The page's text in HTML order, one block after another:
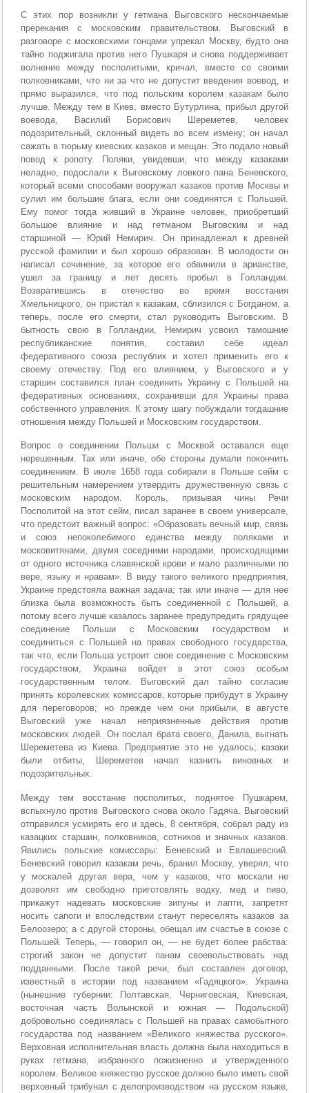
С этих пор возникли у гетмана Выговского нескончаемые
пререкания с московским правительством. Выговский в
разговоре с московскими гонцами упрекал Москву, будто она
тайно поджигала против него Пушкаря и снова поддерживает
волнение между посполитыми, кричал, вместе со своими
полковниками, что ни за что не допустит введения воевод, и
прямо выразился, что под польским королем казакам было
лучше. Между тем в Киев, вместо Бутурлина, прибыл другой
воевода, Василий Борисович Шереметев, человек
подозрительный, склонный видеть во всем измену; он начал
сажать в тюрьму киевских казаков и мещан. Это подало новый
повод к ропоту. Поляки, увидевши, что между казаками
неладно, подослали к Выговскому ловкого пана Беневского,
который всеми способами вооружал казаков против Москвы и
сулил им большие блага, если они соединятся с Польшей.
Ему помог тогда живший в Украине человек, приобретший
большое влияние и над гетманом Выговским и над
старшиной — Юрий Немирич. Он принадлежал к древней
русской фамилии и был хорошо образован. В молодости он
написал сочинение, за которое его обвинили в арианстве,
ушел за границу и лет десять пробыл в Голландии.
Возвратившись в отечество во время восстания
Хмельницкого, он пристал к казакам, сблизился с Богданом, а
теперь, после его смерти, стал руководить Выговским. В
бытность свою в Голландии, Немирич усвоил тамошние
республиканские понятия, составил себе идеал
федеративного союза республик и хотел применить его к
своему отечеству. Под его влиянием, у Выговского и у
старшин составился план соединить Украину с Польшей на
федеративных основаниях, сохранивши для Украины права
собственного управления. К этому шагу побуждали тогдашние
отношения между Польшей и Московским государством.
Вопрос о соединении Польши с Москвой оставался еще
нерешенным. Так или иначе, обе стороны думали покончить
соединением. В июле 1658 года собирали в Польше сейм с
решительным намерением утвердить дружественную связь с
московским народом. Король, призывая чины Речи
Посполитой на этот сейм, писал заранее в своем универсале,
что предстоит важный вопрос: «Образовать вечный мир, связь
и союз непоколебимого единства между поляками и
московитянами, двумя соседними народами, происходящими
от одного источника славянской крови и мало различными по
вере, языку и нравам». В виду такого великого предприятия,
Украине предстояла важная задача; так или иначе — для нее
близка была возможность быть соединенной с Польшей, а
потому всего лучше казалось заранее предупредить грядущее
соединение Польши с Московским государством и
соединиться с Польшей на правах свободного государства,
так что, если Польша устроит свое соединение с Московским
государством, Украина войдет в этот союз особым
государственным телом. Выговский дал тайно согласие
принять королевских комиссаров, которые прибудут в Украину
для переговоров; но прежде чем они прибыли, в августе
Выговский уже начал неприязненные действия против
московских людей. Он послал брата своего, Данила, выгнать
Шереметева из Киева. Предприятие это не удалось; казаки
были отбиты, Шереметев начал казнить виновных и
подозрительных.
Между тем восстание посполитых, поднятое Пушкарем,
вспыхнуло против Выговского снова около Гадяча. Выговский
отправился усмирять его и здесь, 8 сентября, собрал раду из
казацких старшин, полковников, сотников и значных казаков.
Явились польские комиссары: Беневский и Евлашевский.
Беневский говорил казакам речь, бранил Москву, уверял, что
у москалей другая вера, чем у казаков, что москали не
дозволят им свободно приготовлять водку, мед и пиво,
прикажут надевать московские зипуны и лапти, запретят
носить сапоги и впоследствии станут переселять казаков за
Белоозеро; а с другой стороны, обещал им счастье в союзе с
Польшей. Теперь, — говорил он, — не будет более рабства:
строгий закон не допустит панам своевольствовать над
подданными. После такой речи, был составлен договор,
известный в истории под названием «Гадяцкого». Украина
(нынешние губернии: Полтавская, Черниговская, Киевская,
восточная часть Волынской и южная — Подольской)
добровольно соединялась с Польшей на правах самобытного
государства под названием «Великого княжества русского».
Верховная исполнительная власть должна была находиться в
руках гетмана, избранного пожизненно и утвержденного
королем. Великое княжество русское должно было иметь свой
верховный трибунал с делопроизводством на русском языке,